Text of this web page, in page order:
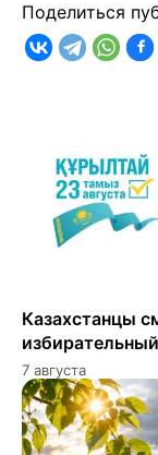
Поделиться
Казахстанцы
7 августа